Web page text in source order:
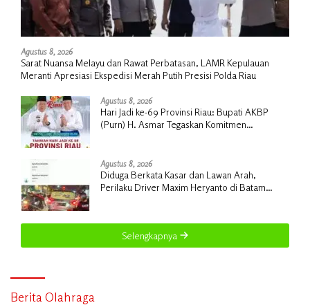
Agustus 8, 2026
Sarat Nuansa Melayu dan Rawat Perbatasan, LAMR Kepulauan
Meranti Apresiasi Ekspedisi Merah Putih Presisi Polda Riau
Agustus 8, 2026
Hari Jadi ke-69 Provinsi Riau: Bupati AKBP
(Purn) H. Asmar Tegaskan Komitmen
Agustus 8, 2026
Diduga Berkata Kasar dan Lawan Arah,
Perilaku Driver Maxim Heryanto di Batam
Selengkapnya
Berita Olahraga